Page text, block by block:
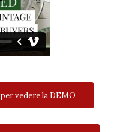
vedere la DEMO